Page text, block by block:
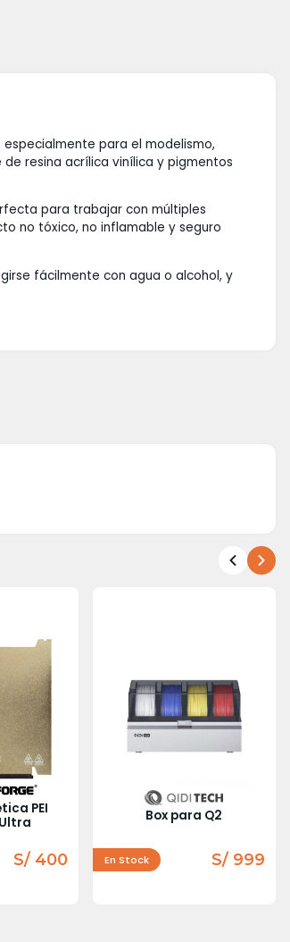
para el modelismo,
resina acrílica vinílica y pigmentos
para trabajar con múltiples
no tóxico, no inflamable y seguro
fácilmente con agua o alcohol, y
PEI
S/ 400
Box para Q2
En Stock S/ 999